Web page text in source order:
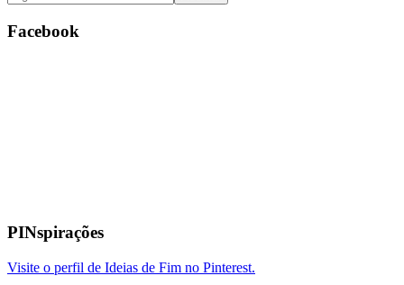
Facebook
PINspirações
Visite o perfil de Ideias de Fim no Pinterest.